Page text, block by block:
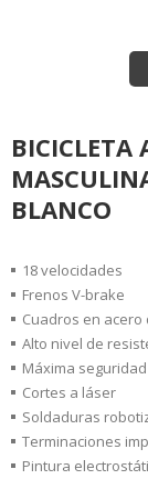
BICICLETA
BLANCO
18 velocidades
Frenos V-brake
Cuadros en acero
Alto nivel de
Máxima
Cortes a láser
Soldaduras
Terminaciones
Pintura